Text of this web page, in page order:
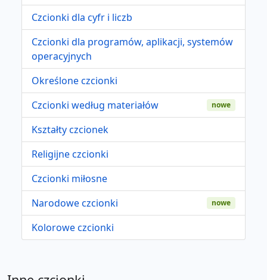
Czcionki dla cyfr i liczb
Czcionki dla programów, aplikacji, systemów
operacyjnych
Określone czcionki
Czcionki według materiałów
nowe
Kształty czcionek
Religijne czcionki
Czcionki miłosne
Narodowe czcionki
nowe
Kolorowe czcionki